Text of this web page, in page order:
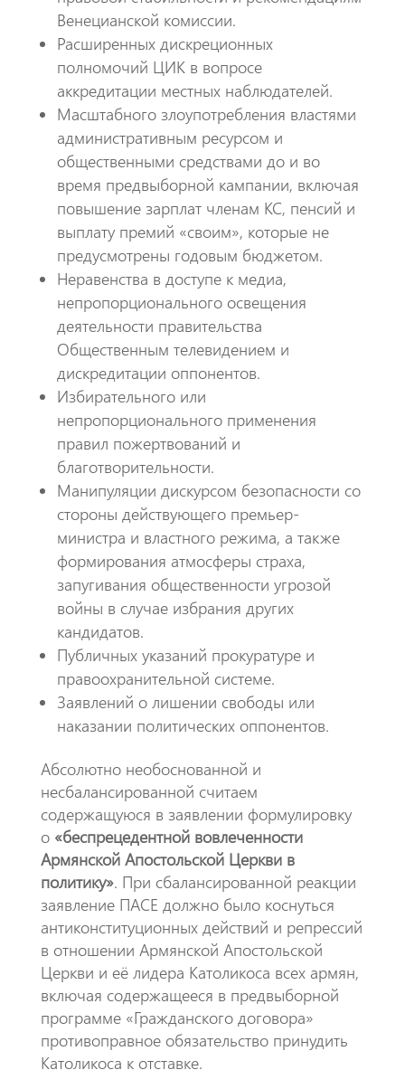
Венецианской комиссии.
​Расширенных дискреционных
полномочий ЦИК в вопросе
аккредитации местных наблюдателей.
​Масштабного злоупотребления властями
административным ресурсом и
общественными средствами до и во
время предвыборной кампании, включая
повышение зарплат членам КС, пенсий и
выплату премий «своим», которые не
предусмотрены годовым бюджетом.
​Неравенства в доступе к медиа,
непропорционального освещения
деятельности правительства
Общественным телевидением и
дискредитации оппонентов.
​Избирательного или
непропорционального применения
правил пожертвований и
благотворительности.
​Манипуляции дискурсом безопасности со
стороны действующего премьер-
министра и властного режима, а также
формирования атмосферы страха,
запугивания общественности угрозой
войны в случае избрания других
кандидатов.
​Публичных указаний прокуратуре и
правоохранительной системе.
​Заявлений о лишении свободы или
наказании политических оппонентов.
​Абсолютно необоснованной и
несбалансированной считаем
содержащуюся в заявлении формулировку
о «беспрецедентной вовлеченности
Армянской Апостольской Церкви в
политику». При сбалансированной реакции
заявление ПАСЕ должно было коснуться
антиконституционных действий и репрессий
в отношении Армянской Апостольской
Церкви и её лидера Католикоса всех армян,
включая содержащееся в предвыборной
программе «Гражданского договора»
противоправное обязательство принудить
Католикоса к отставке.